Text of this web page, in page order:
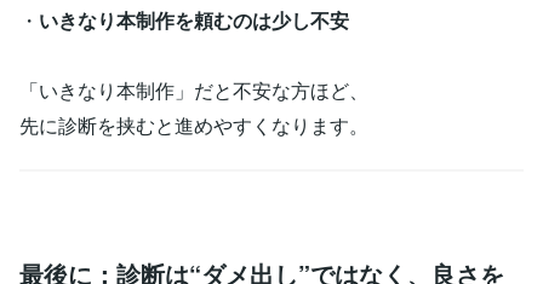
・ いきなり本制作を頼むのは少し不安
「いきなり本制作」だと不安な方ほど、
先に診断を挟むと進めやすくなります。
最後に：診断は“ダメ出し”ではなく、良さを